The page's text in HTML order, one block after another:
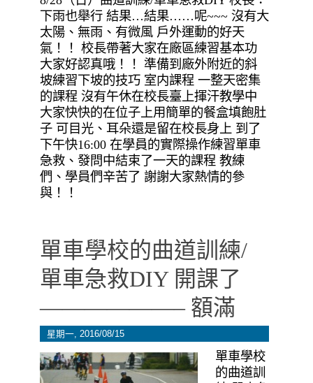
下雨也舉行 結果…結果……呢~~~ 沒有大
太陽、無雨、有微風 戶外運動的好天
氣！！ 校長帶著大家在廠區練習基本功
大家好認真哦！！ 準備到廠外附近的斜
坡練習下坡的技巧 室内課程 一整天密集
的課程 沒有午休在校長臺上揮汗教學中
大家快快的在位子上用簡單的餐盒填飽肚
子 可目光、耳朵還是留在校長身上 到了
下午快16:00 在學員的實際操作練習單車
急救、發問中結束了一天的課程 教練
們、學員們辛苦了 謝謝大家熱情的參
與！！
單車學校的曲道訓練/
單車急救DIY 開課了
——————– 額滿
星期一, 2016/08/15
單車學校
的曲道訓